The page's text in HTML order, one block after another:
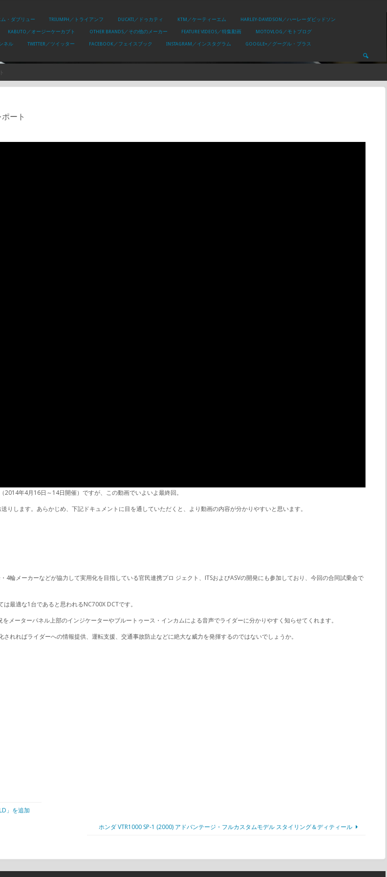
・ダブリュー TRIUMPH／トライアンフ DUCATI／ドゥカティ KTM／ケーティーエム HARLEY-DAVIDSON／ハーレーダビッドソン
KABUTO／オージーケーカブト OTHER BRANDS／その他のメーカー FEATURE VIDEOS／特集動画 MOTOVLOG／モトブログ
ネル TWITTER／ツイッター FACEBOOK／フェイスブック INSTAGRAM／インスタグラム GOOGLE+／グーグル・プラス
ート
年4月16日～14日開催）ですが、この動画でいよいよ最終回。
します。あらかじめ、下記ドキュメントに目を通していただくと、より動画の内容が分かりやすいと思います。
輪メーカーなどが協力して実用化を目指している官民連携プロ ジェクト、ITSおよびASVの開発にも参加しており、今回の合同試乗会で
最適な1台であると思われるNC700X DCTです。
メーターパネル上部のインジケーターやブルートゥース・インカムによる音声でライダーに分かりやすく知らせてくれます。
れればライダーへの情報提供、運転支援、交通事故防止などに絶大な威力を発揮するのではないでしょうか。
」を追加
ホンダ VTR1000 SP-1 (2000) アドバンテージ・フルカスタムモデル スタイリング＆ディティール